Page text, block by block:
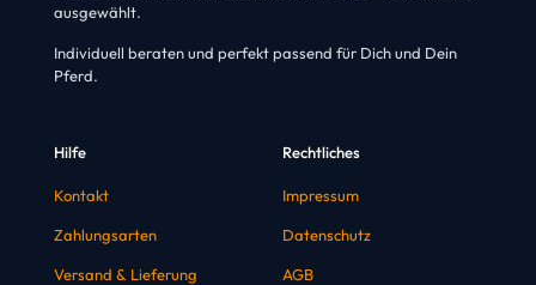
ausgewählt.
Individuell beraten und perfekt passend für Dich und Dein
Pferd.
Hilfe
Kontakt
Zahlungsarten
Versand & Lieferung
Rechtliches
Impressum
Datenschutz
AGB